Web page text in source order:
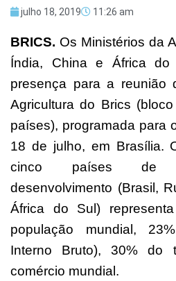
julho 18, 2019 11:26 am
BRICS. Os Ministérios da
Índia, China e África do
presença para a reunião
Agricultura do Brics
países), programada para
18 de julho, em Brasília.
cinco países de
desenvolvimento (Brasil,
África do Sul)
população mundial,
Interno Bruto), 30% do
comércio mundial.